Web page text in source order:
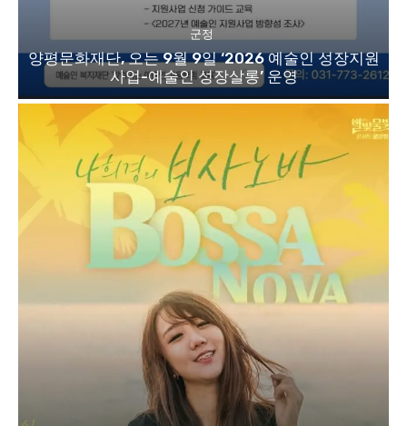
군정
양평문화재단, 오는 9월 9일 ‘2026 예술인 성장지원
사업-예술인 성장살롱’ 운영